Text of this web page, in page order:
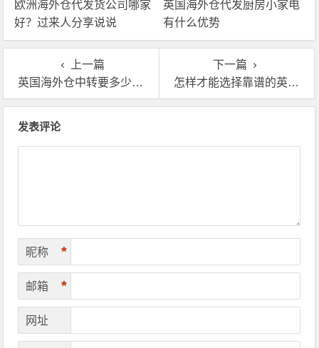
欧洲海外仓代发货公司哪家
好？过来人分享说说
英国海外仓代发厨房小家电
有什么优势
上一篇
英国海外仓中转要多少钱?有哪些费用
下一篇
怎样才能选择靠谱的英国海外仓？一件代发平台
发表评论
昵称 *
邮箱 *
网址